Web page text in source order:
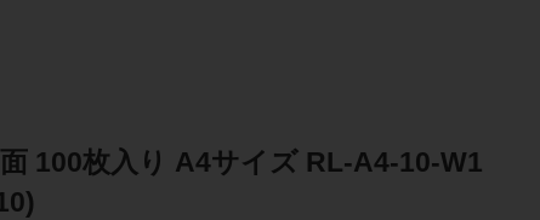
100枚入り A4サイズ RL-A4-10-W1